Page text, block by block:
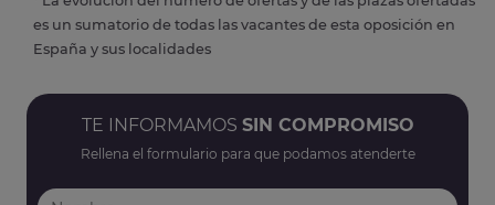
es un sumatorio de todas las vacantes de esta oposición en
España y sus localidades
TE INFORMAMOS SIN COMPROMISO
Rellena el formulario para que podamos atenderte